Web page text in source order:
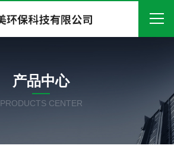
关于我们
产品中心
产品中心
PRODUCTS CENTER